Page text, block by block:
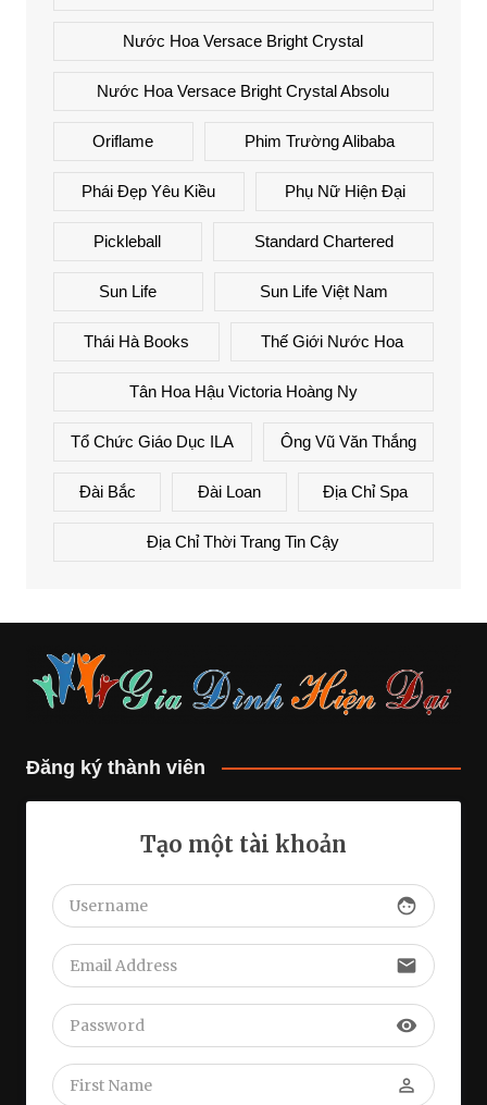
Nước Hoa Versace Bright Crystal
Nước Hoa Versace Bright Crystal Absolu
Oriflame Phim Trường Alibaba
Phái Đẹp Yêu Kiều Phụ Nữ Hiện Đại
Pickleball Standard Chartered
Sun Life Sun Life Việt Nam
Thái Hà Books Thế Giới Nước Hoa
Tân Hoa Hậu Victoria Hoàng Ny
Tổ Chức Giáo Dục ILA Ông Vũ Văn Thắng
Đài Bắc Đài Loan Địa Chỉ Spa
Địa Chỉ Thời Trang Tin Cậy
Đăng ký thành viên
Tạo một tài khoản
face
email
visibility
perm_identity